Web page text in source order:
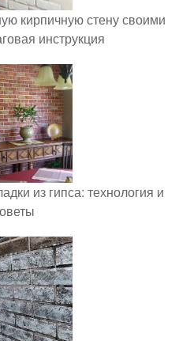
кирпичную стену своими
инструкция
из гипса: технология и